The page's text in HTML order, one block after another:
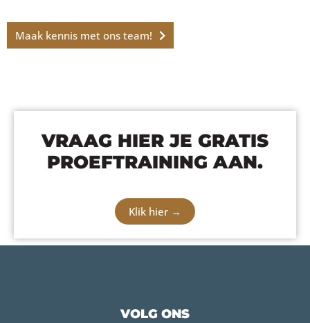
Maak kennis met ons team!
VRAAG HIER JE GRATIS
PROEFTRAINING AAN.
Klik hier →
VOLG ONS